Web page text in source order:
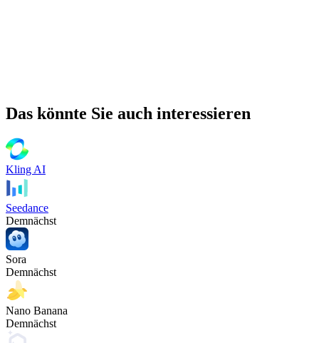
Das könnte Sie auch interessieren
Kling AI
Seedance
Demnächst
Sora
Demnächst
Nano Banana
Demnächst